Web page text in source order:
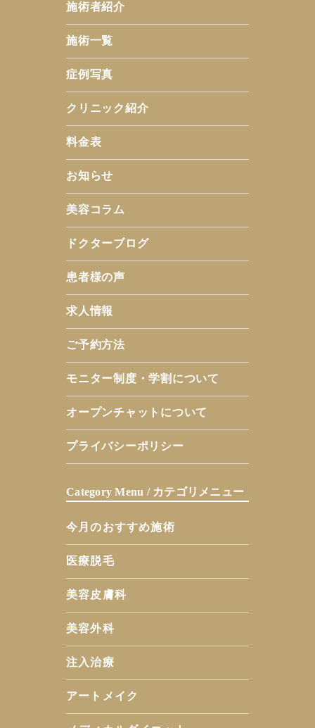
施術者紹介
施術一覧
症例写真
クリニック紹介
料金表
お知らせ
美容コラム
ドクターブログ
患者様の声
求人情報
ご予約方法
モニター制度・学割について
オープンチャットについて
プライバシーポリシー
Category Menu / カテゴリメニュー
今月のおすすめ施術
医療脱毛
美容皮膚科
美容外科
注入治療
アートメイク